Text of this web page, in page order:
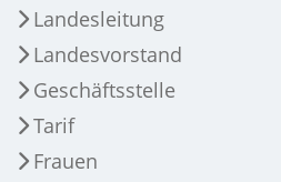
Landesleitung
Landesvorstand
Geschäftsstelle
Tarif
Frauen